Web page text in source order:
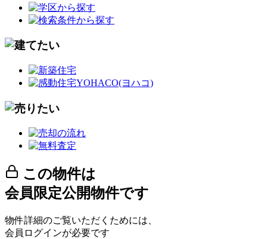
この物件は
会員限定公開物件です
物件詳細のご覧いただくためには、
会員ログインが必要です